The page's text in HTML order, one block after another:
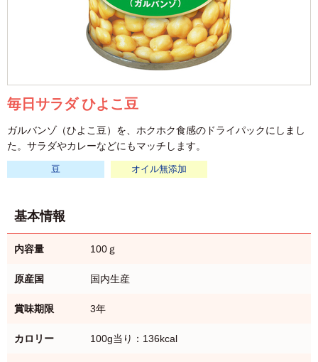
毎日サラダ ひよこ豆
ガルバンゾ（ひよこ豆）を、ホクホク食感のドライパックにしまし
た。サラダやカレーなどにもマッチします。
豆 オイル無添加
基本情報
内容量 100ｇ
原産国 国内生産
賞味期限 3年
カロリー 100g当り：136kcal